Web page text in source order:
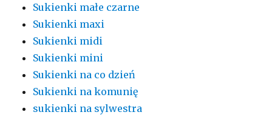
Sukienki małe czarne
Sukienki maxi
Sukienki midi
Sukienki mini
Sukienki na co dzień
Sukienki na komunię
sukienki na sylwestra